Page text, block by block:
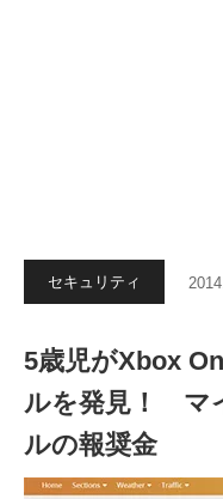
セキュリティ
5歳児がXbox
ルを発見！ マ
ルの報奨金